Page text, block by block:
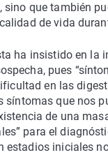
sino que también
de vida
ha insistido en la
pues
en las
síntomas que nos
de una
para el
estadios iniciales